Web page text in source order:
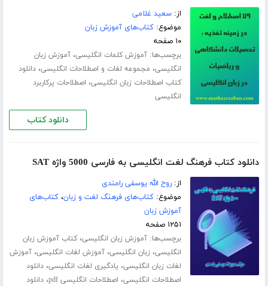
از:سعید غلامی
موضوع:کتاب‌های آموزش زبان
۱۰ صفحه
برچسب‌ها:آموزش کلمات انگلیسی،آموزش زبان
انگلیسی، مجموعه لغات و اصطلاحات انگلیسی،دانلود
کتاب اصطلاحات زبان انگلیسی، اصطلاحات پرکاربرد
انگلیسی
دانلود کتاب
دانلود کتاب فرهنگ لغت انگلیسی به فارسی 5000 واژه SAT
از:روح الله یوسفی رامندی
موضوع:کتاب‌های فرهنگ لغت و زبان،کتاب‌های
آموزش زبان
۱۲۵۱ صفحه
برچسب‌ها:آموزش زبان انگلیسی،کتاب آموزش زبان
انگلیسی، زبان انگلیسی،آموزش لغات انگلیسی،آموزش
لغات زبان انگلیسی، یادگیری لغات انگلیسی،دانلود
اصطلاحات انگلیسی، اصطلاحات انگلیسی pdf ،دانلود